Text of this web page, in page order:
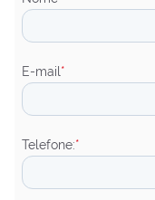
E-mail *
Telefone:*